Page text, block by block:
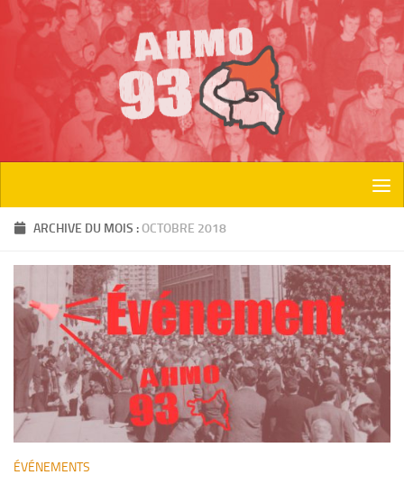
Skip to content
ARCHIVE DU MOIS :OCTOBRE 2018
ÉVÉNEMENTS